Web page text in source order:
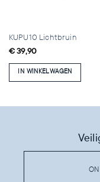
KUPU10 Lichtbruin
€39,90
IN WINKELWAGEN